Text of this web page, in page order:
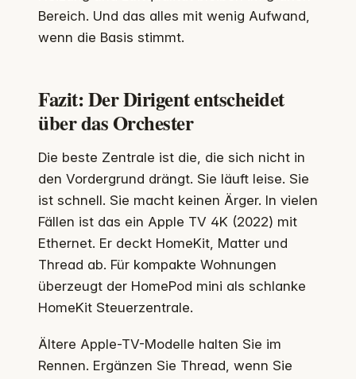
Bereich. Und das alles mit wenig Aufwand,
wenn die Basis stimmt.
Fazit: Der Dirigent entscheidet
über das Orchester
Die beste Zentrale ist die, die sich nicht in
den Vordergrund drängt. Sie läuft leise. Sie
ist schnell. Sie macht keinen Ärger. In vielen
Fällen ist das ein Apple TV 4K (2022) mit
Ethernet. Er deckt HomeKit, Matter und
Thread ab. Für kompakte Wohnungen
überzeugt der HomePod mini als schlanke
HomeKit Steuerzentrale.
Ältere Apple-TV-Modelle halten Sie im
Rennen. Ergänzen Sie Thread, wenn Sie